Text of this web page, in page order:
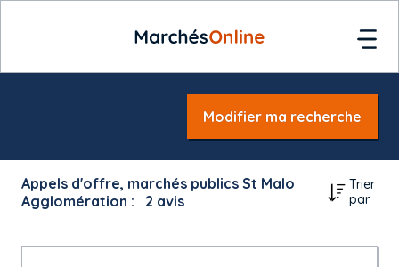
Modifier ma recherche
Appels d'offre, marchés publics St Malo
Agglomération :
2 avis
Trier
par